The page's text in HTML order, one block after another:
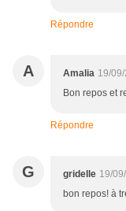
Répondre
A Amalia 19/
Bon repos et
Répondre
G gridelle 19/
bon repos! à